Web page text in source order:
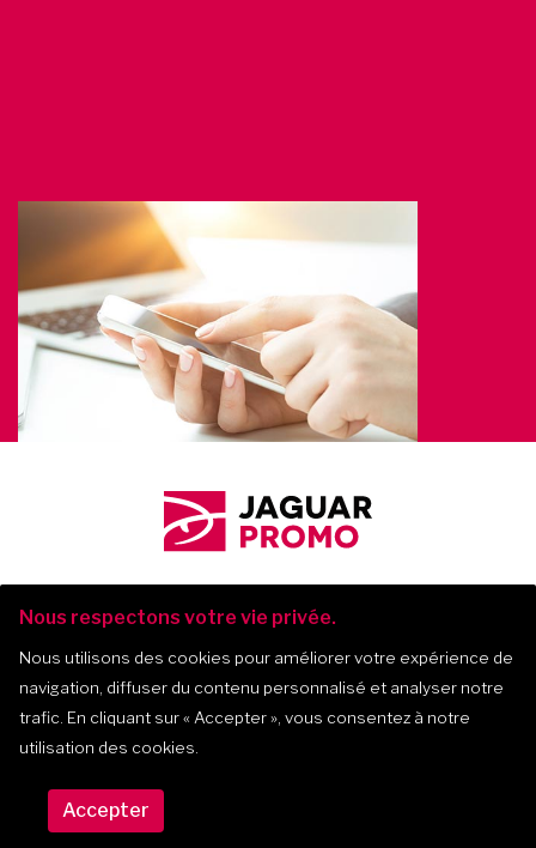
Jaguar Promo-2017-2026
475, montée Masson, bur. 202, Mascouche
(Québec) J7K 2L6
Nous respectons votre vie privée.
Nous utilisons des cookies pour améliorer votre expérience de
navigation, diffuser du contenu personnalisé et analyser notre
trafic. En cliquant sur« Accepter » , vous consentez à notre
utilisation des cookies.
Accepter